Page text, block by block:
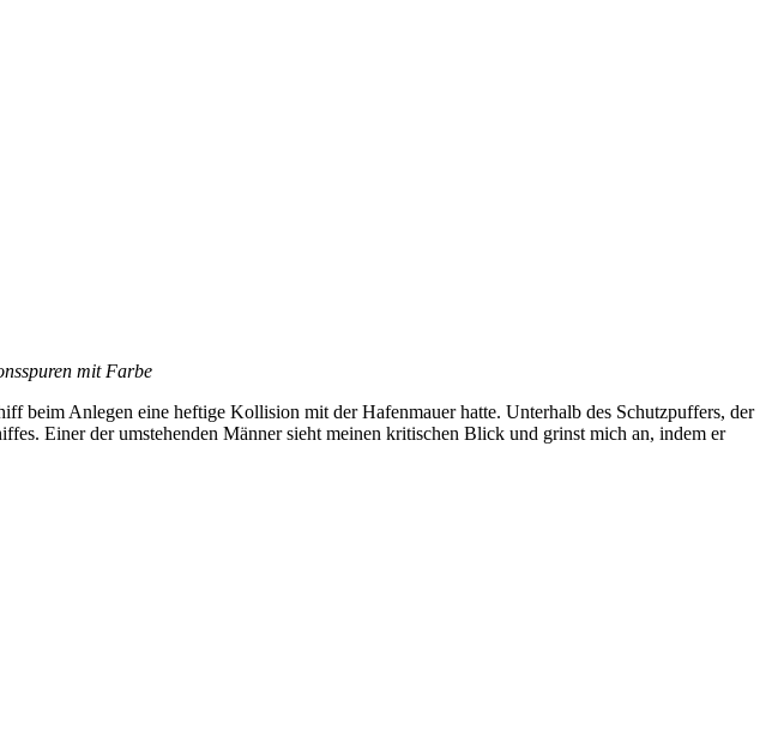
mit Farbe
beim Anlegen eine heftige Kollision mit der Hafenmauer hatte. Unterhalb des Schutzpuffers, der
Einer der umstehenden Männer sieht meinen kritischen Blick und grinst mich an, indem er